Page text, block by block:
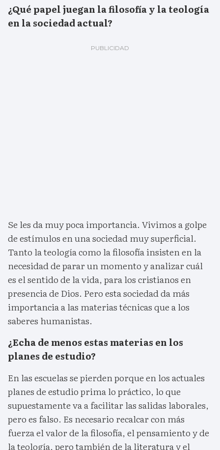
¿Qué papel juegan la filosofía y la teología
en la sociedad actual?
Se les da muy poca importancia. Vivimos a golpe
de estímulos en una sociedad muy superficial.
Tanto la teología como la filosofía insisten en la
necesidad de parar un momento y analizar cuál
es el sentido de la vida, para los cristianos en
presencia de Dios. Pero esta sociedad da más
importancia a las materias técnicas que a los
saberes humanistas.
¿Echa de menos estas materias en los
planes de estudio?
En las escuelas se pierden porque en los actuales
planes de estudio prima lo práctico, lo que
supuestamente va a facilitar las salidas laborales,
pero es falso. Es necesario recalcar con más
fuerza el valor de la filosofía, el pensamiento y de
la teología, pero también de la literatura y el